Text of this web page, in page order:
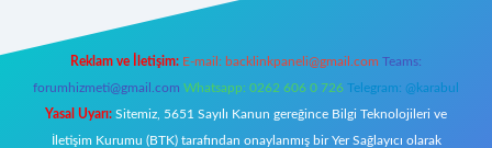
Reklam ve İletişim: E-mail: backlinkpaneli@gmail.com Teams:
forumhizmeti@gmail.com Whatsapp: 0262 606 0 726 Telegram: @karabul
Yasal Uyarı: Sitemiz, 5651 Sayılı Kanun gereğince Bilgi Teknolojileri ve
İletişim Kurumu (BTK) tarafından onaylanmış bir Yer Sağlayıcı olarak